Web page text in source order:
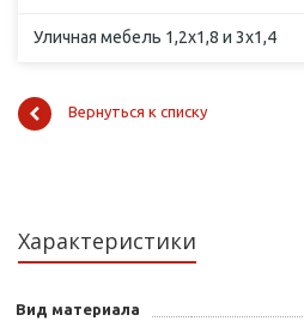
Уличная мебель 1,2х1,8 и 3х1,4
Вернуться к списку
Характеристики
Вид материала